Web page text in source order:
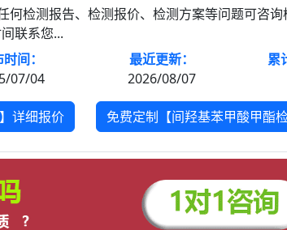
何检测报告、检测报价、检测方案等问题可咨
联系您...
间：
07/04
最近更新：
2026/08/07
累
详细报价 免费定制【间羟基苯甲酸甲酯